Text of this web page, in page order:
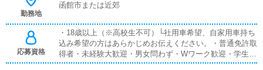
勤務地
函館市または近郊
応募資格
・18歳以上（※高校生不可）└社用車希望、自家用車持ち
込み希望の方はあらかじめお伝えください。・普通免許取
得者・未経験大歓迎・男女問わず・Wワーク歓迎・学生応
募も可（高校生不可）・髪型、服装自